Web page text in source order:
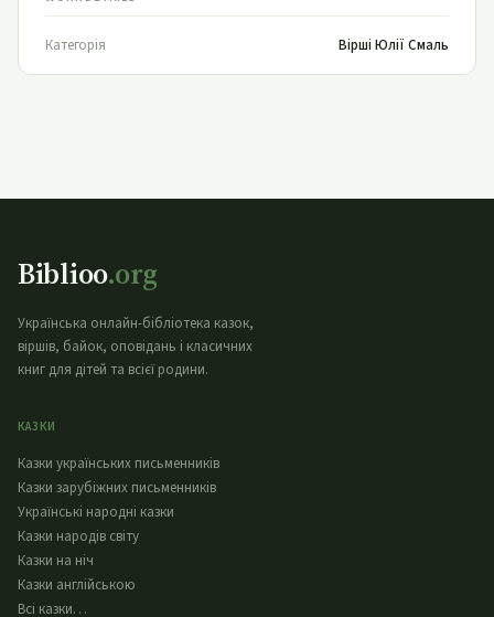
Категорія Вірші Юлії Смаль
Biblioo.org
Українська онлайн-бібліотека казок,
віршів, байок, оповідань і класичних
книг для дітей та всієї родини.
КАЗКИ
Казки українських письменників
Казки зарубіжних письменників
Українські народні казки
Казки народів світу
Казки на ніч
Казки англійською
Всі казки…